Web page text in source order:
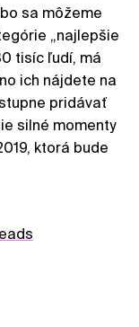
sa môžeme
„najlepšie
tisíc ľudí, má
ich nájdete na
pridávať
silné momenty
ktorá bude